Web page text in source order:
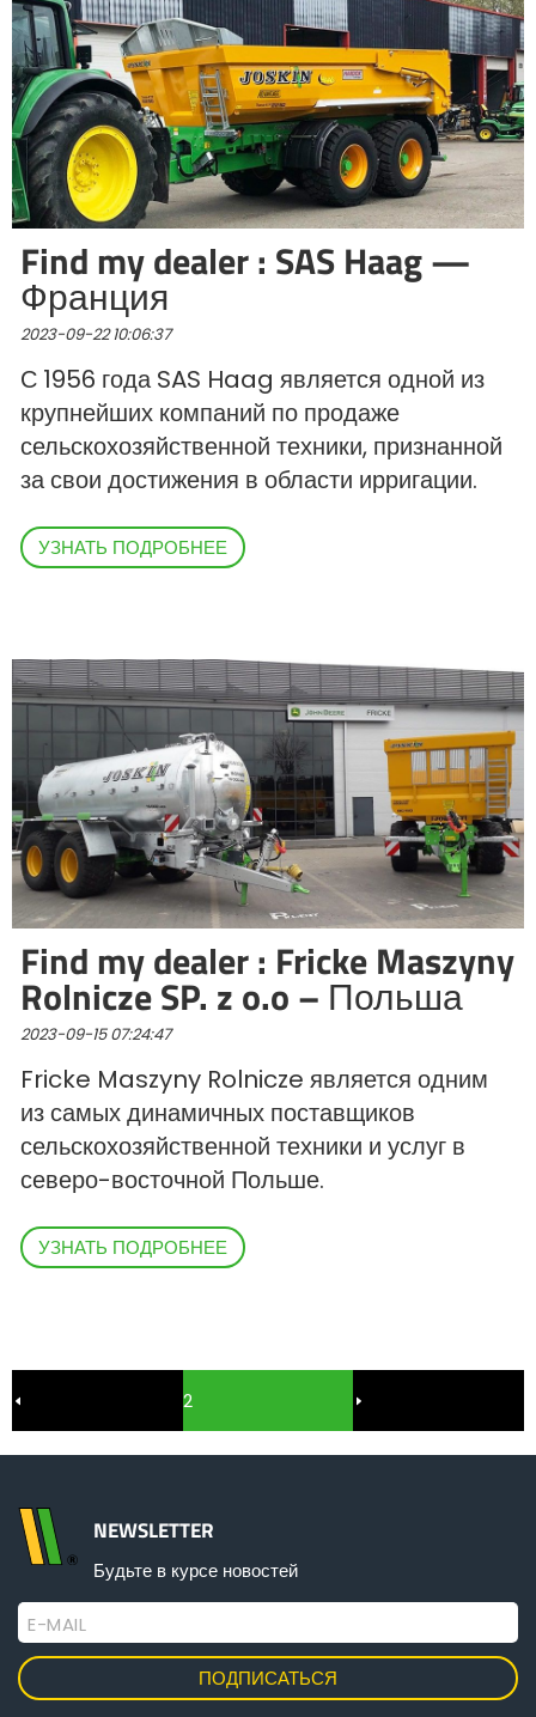
Find my dealer : SAS Haag —
Франция
2023-09-22 10:06:37
С 1956 года SAS Haag является одной из
крупнейших компаний по продаже
сельскохозяйственной техники, признанной
за свои достижения в области ирригации.
УЗНАТЬ ПОДРОБНЕЕ
Find my dealer : Fricke Maszyny
Rolnicze SP. z o.o – Польша
2023-09-15 07:24:47
Fricke Maszyny Rolnicze является одним
из самых динамичных поставщиков
сельскохозяйственной техники и услуг в
северо-восточной Польше.
УЗНАТЬ ПОДРОБНЕЕ
2
NEWSLETTER
Будьте в курсе новостей
E-MAIL